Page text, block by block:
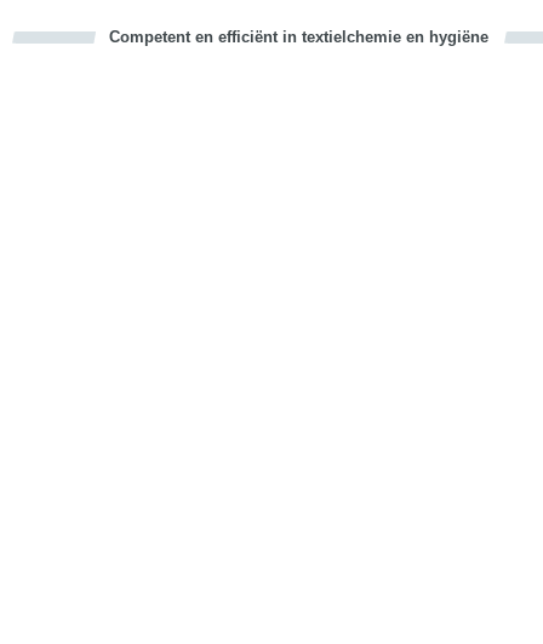
Competent en efficiënt in textielchemie en hygiëne